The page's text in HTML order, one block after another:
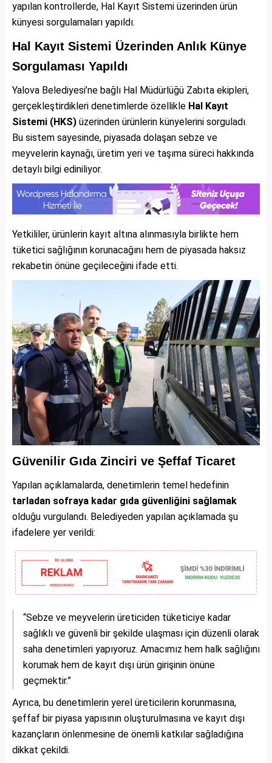
yapılan kontrollerde, Hal Kayıt Sistemi üzerinden ürün
künyesi sorgulamaları yapıldı.
Hal Kayıt Sistemi Üzerinden Anlık Künye
Sorgulaması Yapıldı
Yalova Belediyesi’ne bağlı Hal Müdürlüğü Zabıta ekipleri,
gerçekleştirdikleri denetimlerde özellikle Hal Kayıt
Sistemi (HKS) üzerinden ürünlerin künyelerini sorguladı.
Bu sistem sayesinde, piyasada dolaşan sebze ve
meyvelerin kaynağı, üretim yeri ve taşıma süreci hakkında
detaylı bilgi ediniliyor.
Yetkililer, ürünlerin kayıt altına alınmasıyla birlikte hem
tüketici sağlığının korunacağını hem de piyasada haksız
rekabetin önüne geçileceğini ifade etti.
Güvenilir Gıda Zinciri ve Şeffaf Ticaret
Yapılan açıklamalarda, denetimlerin temel hedefinin
tarladan sofraya kadar gıda güvenliğini sağlamak
olduğu vurgulandı. Belediyeden yapılan açıklamada şu
ifadelere yer verildi:
“Sebze ve meyvelerin üreticiden tüketiciye kadar
sağlıklı ve güvenli bir şekilde ulaşması için düzenli olarak
saha denetimleri yapıyoruz. Amacımız hem halk sağlığını
korumak hem de kayıt dışı ürün girişinin önüne
geçmektir.”
Ayrıca, bu denetimlerin yerel üreticilerin korunmasına,
şeffaf bir piyasa yapısının oluşturulmasına ve kayıt dışı
kazançların önlenmesine de önemli katkılar sağladığına
dikkat çekildi.